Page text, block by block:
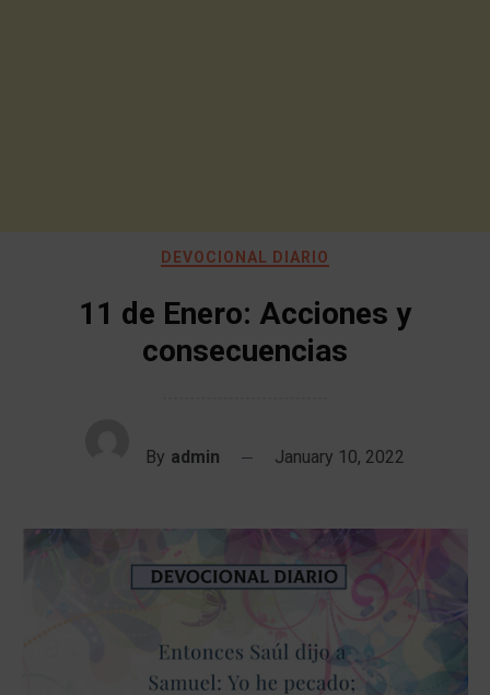
DEVOCIONAL DIARIO
11 de Enero: Acciones y
consecuencias
By admin January 10, 2022